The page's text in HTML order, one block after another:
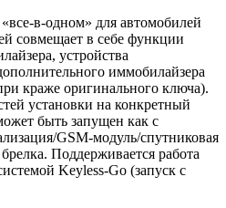
в-одном» для автомобилей
совмещает в себе функции
устройства
иммобилайзера
краже оригинального ключа).
установки на конкретный
быть запущен как с
GSM-модуль/спутниковая
Поддерживается работа
Keyless-Go (запуск с